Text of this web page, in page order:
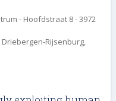
- Hoofdstraat 8 - 3972
Rijsenburg,